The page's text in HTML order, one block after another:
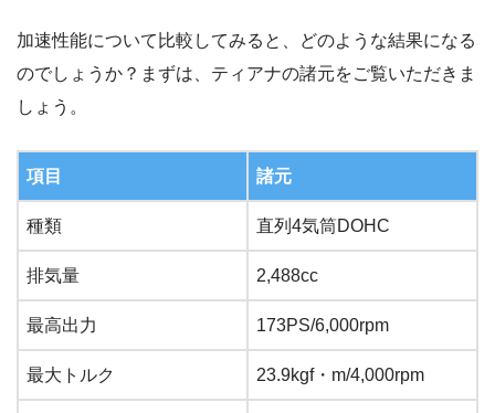
加速性能について比較してみると、どのような結果になる
のでしょうか？まずは、ティアナの諸元をご覧いただきま
しょう。
項目 諸元
種類 直列4気筒DOHC
排気量 2,488cc
最高出力 173PS/6,000rpm
最大トルク 23.9kgf・m/4,000rpm